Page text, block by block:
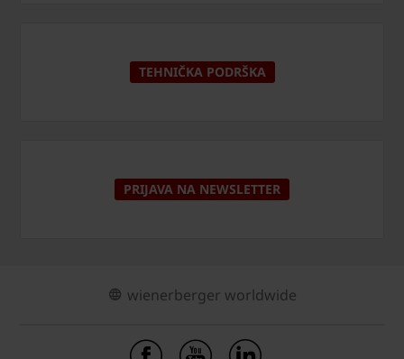
TEHNIČKA PODRŠKA
PRIJAVA NA NEWSLETTER
wienerberger worldwide